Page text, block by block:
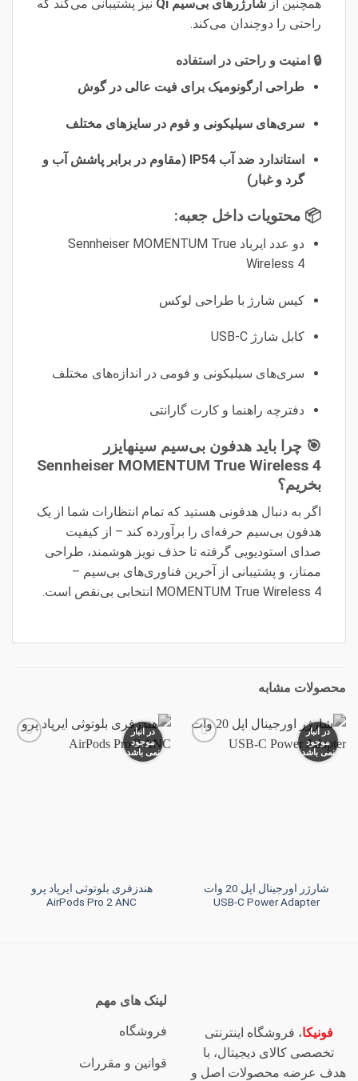
همچنین از شارژرهای بی‌سیم Qi
نیز پشتیبانی می‌کند که
راحتی را دوچندان می‌کند.
🔒 امنیت و راحتی در استفاده
طراحی ارگونومیک برای فیت عالی در گوش
سری‌های سیلیکونی و فوم در سایزهای مختلف
استاندارد ضد آب IP54 (مقاوم در برابر پاشش آب و
گرد و غبار)
📦 محتویات داخل جعبه:
دو عدد ایرباد Sennheiser MOMENTUM True
Wireless 4
کیس شارژ با طراحی لوکس
کابل شارژ USB-C
سری‌های سیلیکونی و فومی در اندازه‌های مختلف
دفترچه راهنما و کارت گارانتی
🎯 چرا باید هدفون بی‌سیم سینهایزر
Sennheiser MOMENTUM True Wireless 4
بخریم؟
اگر به دنبال هدفونی هستید که تمام انتظارات شما از یک
هدفون بی‌سیم حرفه‌ای را برآورده کند – از کیفیت
صدای استودیویی گرفته تا حذف نویز هوشمند، طراحی
ممتاز، و پشتیبانی از آخرین فناوری‌های بی‌سیم –
MOMENTUM True Wireless 4 انتخابی بی‌نقص است.
محصولات مشابه
در انبار
موجود
نمی باشد
شارژر اورجینال اپل 20 وات
USB-C Power Adapter
در انبار
موجود
نمی باشد
هندزفری بلوتوثی ایرپاد پرو
AirPods Pro 2 ANC
فونیکا، فروشگاه اینترنتی
تخصصی کالای دیجیتال، با
هدف عرضه محصولات اصل و
لینک های مهم
فروشگاه
قوانین و مقررات